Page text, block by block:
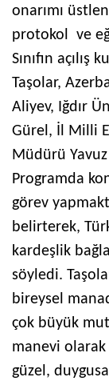
onarımı
protokol ve
Sınıfın açılış
Taşolar,
Aliyev, Iğdır
Gürel, İl Milli
Müdürü
Programda
görev
belirterek,
kardeşlik
söyledi.
bireysel
çok büyük
manevi olarak
güzel,